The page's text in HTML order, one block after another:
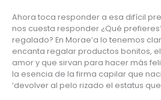
Ahora toca responder a esa difícil
nos cuesta responder ¿Qué
regalado? En Morae’a lo tenemos
encanta regalar productos bonitos,
amor y que sirvan para hacer más
la esencia de la firma capilar que
‘devolver al pelo rizado el estatus